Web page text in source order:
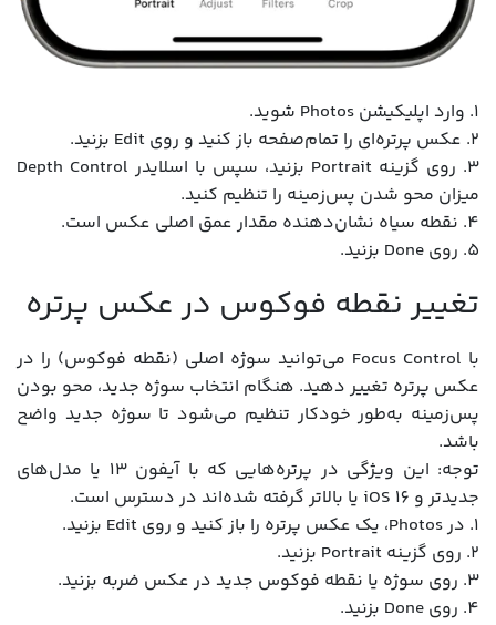
1. وارد اپلیکیشن Photos شوید.
2. عکس پرتره‌ای را تمام‌صفحه باز کنید و روی Edit بزنید.
3. روی گزینه Portrait بزنید، سپس با اسلایدر Depth Control
میزان محو شدن پس‌زمینه را تنظیم کنید.
4. نقطه سیاه نشان‌دهنده مقدار عمق اصلی عکس است.
5. روی Done بزنید.
تغییر نقطه فوکوس در عکس پرتره
با Focus Control می‌توانید سوژه اصلی (نقطه فوکوس) را در
عکس پرتره تغییر دهید. هنگام انتخاب سوژه جدید، محو بودن
پس‌زمینه به‌طور خودکار تنظیم می‌شود تا سوژه جدید واضح
باشد.
توجه: این ویژگی در پرتره‌هایی که با آیفون 13 یا مدل‌های
جدیدتر و iOS 16 یا بالاتر گرفته شده‌اند در دسترس است.
1. در Photos، یک عکس پرتره را باز کنید و روی Edit بزنید.
2. روی گزینه Portrait بزنید.
3. روی سوژه یا نقطه فوکوس جدید در عکس ضربه بزنید.
4. روی Done بزنید.